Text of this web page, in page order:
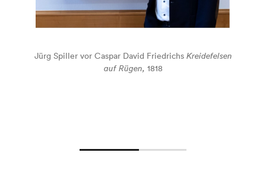
Jürg Spiller vor Caspar David Friedrichs Kreidefelsen
auf Rügen, 1818